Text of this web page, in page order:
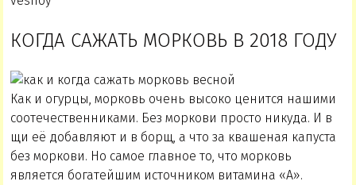
КОГДА САЖАТЬ МОРКОВЬ В 2018 ГОДУ
Как и огурцы, морковь очень высоко ценится нашими
соотечественниками. Без моркови просто никуда. И в
щи её добавляют и в борщ, а что за квашеная капуста
без моркови. Но самое главное то, что морковь
является богатейшим источником витамина «А».